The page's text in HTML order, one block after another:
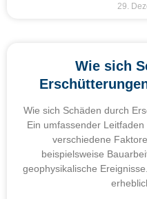
29.
Wie sich
Wie sich Schäden durch
Ein umfassender
verschiedene
beispielsweise
geophysikalische